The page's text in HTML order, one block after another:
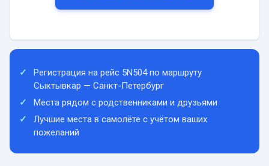
Регистрация на рейс 5N504 по маршруту
Сыктывкар — Санкт-Петербург
Места рядом с родственниками и друзьями
Лучшие места в самолёте с учётом ваших
пожеланий